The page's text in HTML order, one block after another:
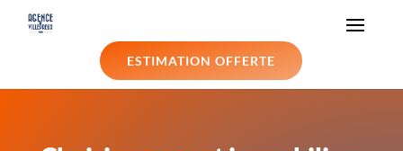
ESTIMATION OFFERTE